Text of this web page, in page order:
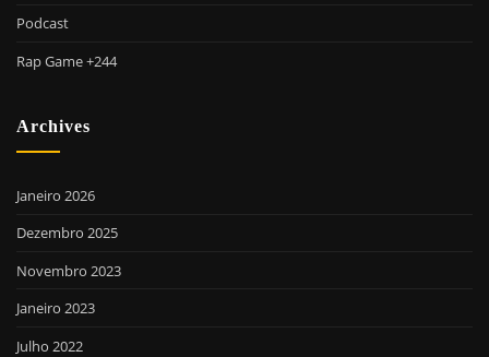
Podcast
Rap Game +244
Archives
Janeiro 2026
Dezembro 2025
Novembro 2023
Janeiro 2023
Julho 2022